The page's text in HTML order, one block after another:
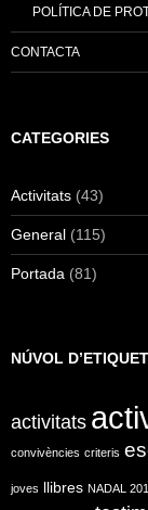
POLÍTICA DE
CONTACTA
CATEGORIES
Activitats (43)
General (115)
Portada (81)
NÚVOL
activitats
convivències criteris
joves llibres NADAL